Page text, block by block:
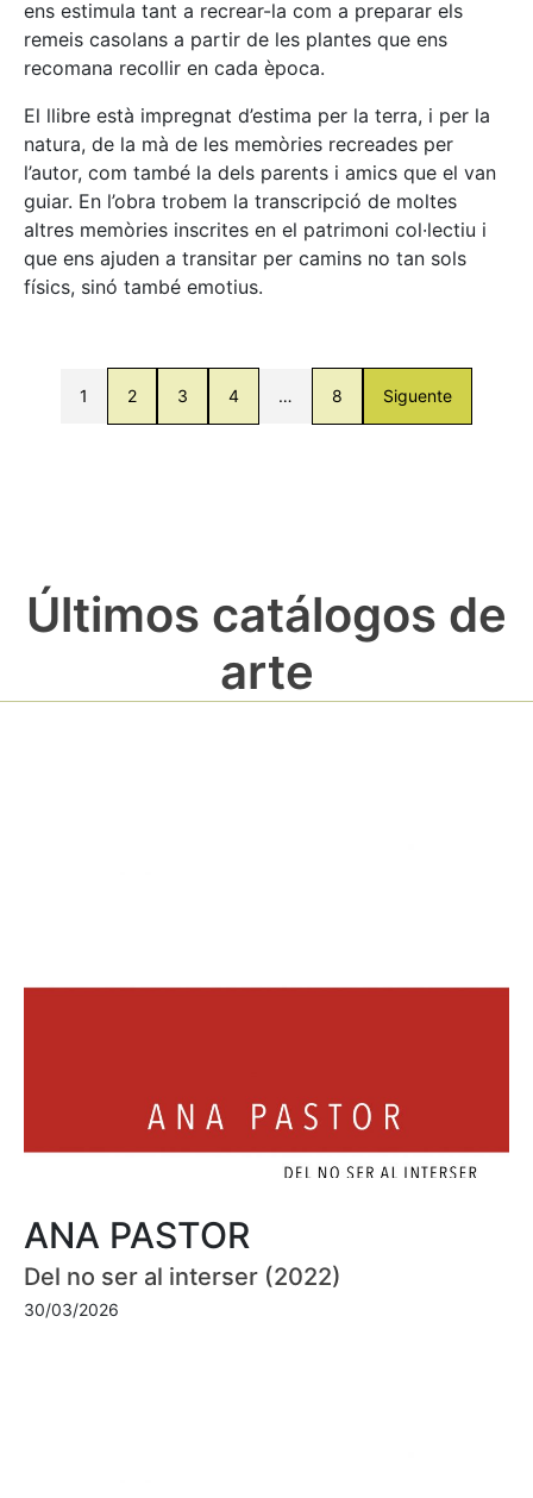
ens estimula tant a recrear-la com a preparar els
remeis casolans a partir de les plantes que ens
recomana recollir en cada època.
El llibre està impregnat d’estima per la terra, i per la
natura, de la mà de les memòries recreades per
l’autor, com també la dels parents i amics que el van
guiar. En l’obra trobem la transcripció de moltes
altres memòries inscrites en el patrimoni col·lectiu i
que ens ajuden a transitar per camins no tan sols
físics, sinó també emotius.
1 2 3 4 … 8 Siguente
Últimos catálogos de
arte
ANA PASTOR
Del no ser al interser (2022)
30/03/2026